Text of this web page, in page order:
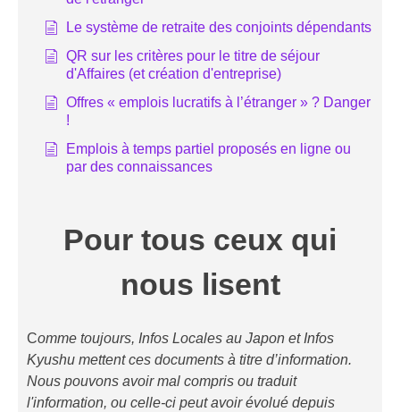
Le système de retraite des conjoints dépendants
QR sur les critères pour le titre de séjour
d'Affaires (et création d'entreprise)
Offres « emplois lucratifs à l’étranger » ? Danger
!
Emplois à temps partiel proposés en ligne ou
par des connaissances
Pour tous ceux qui
nous lisent
Comme toujours, Infos Locales au Japon et Infos
Kyushu mettent ces documents à titre d’information.
Nous pouvons avoir mal compris ou traduit
l'information, ou celle-ci peut avoir évolué depuis